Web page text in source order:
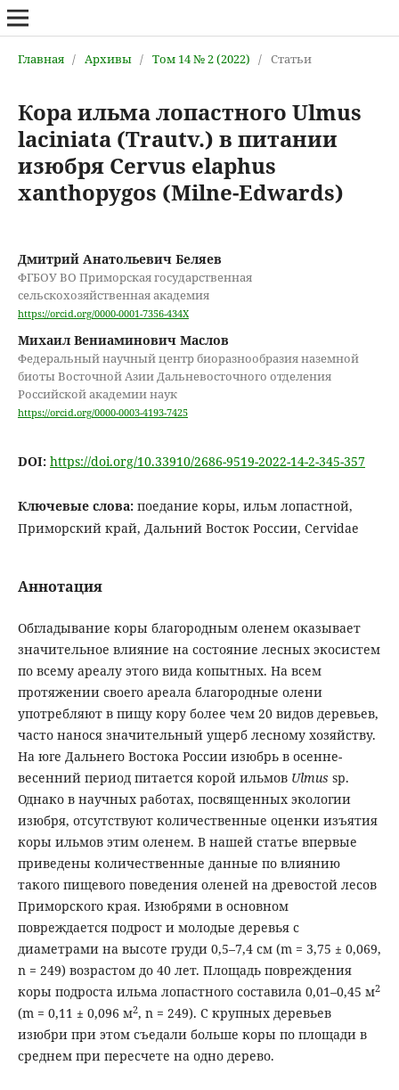
Главная / Архивы / Том 14 № 2 (2022) / Статьи
Кора ильма лопастного Ulmus
laciniata (Trautv.) в питании
изюбря Cervus elaphus
xanthopygos (Milne-Edwards)
Дмитрий Анатольевич Беляев
ФГБОУ ВО Приморская государственная
сельскохозяйственная академия
https://orcid.org/0000-0001-7356-434X
Михаил Вениаминович Маслов
Федеральный научный центр биоразнообразия наземной
биоты Восточной Азии Дальневосточного отделения
Российской академии наук
https://orcid.org/0000-0003-4193-7425
DOI: https://doi.org/10.33910/2686-9519-2022-14-2-345-357
Ключевые слова: поедание коры, ильм лопастной,
Приморский край, Дальний Восток России, Cervidae
Аннотация
Обгладывание коры благородным оленем оказывает
значительное влияние на состояние лесных экосистем
по всему ареалу этого вида копытных. На всем
протяжении своего ареала благородные олени
употребляют в пищу кору более чем 20 видов деревьев,
часто нанося значительный ущерб лесному хозяйству.
На юге Дальнего Востока России изюбрь в осенне-
весенний период питается корой ильмов Ulmus sp.
Однако в научных работах, посвященных экологии
изюбря, отсутствуют количественные оценки изъятия
коры ильмов этим оленем. В нашей статье впервые
приведены количественные данные по влиянию
такого пищевого поведения оленей на древостой лесов
Приморского края. Изюбрями в основном
повреждается подрост и молодые деревья с
диаметрами на высоте груди 0,5–7,4 см (m = 3,75 ± 0,069,
n = 249) возрастом до 40 лет. Площадь повреждения
коры подроста ильма лопастного составила 0,01–0,45 м2
(m = 0,11 ± 0,096 м2, n = 249). С крупных деревьев
изюбри при этом съедали больше коры по площади в
среднем при пересчете на одно дерево.